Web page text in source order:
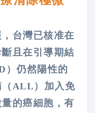
台灣已核准在
且在引導期結
）仍然陽性的
（ALL）加入免
的癌細胞，有